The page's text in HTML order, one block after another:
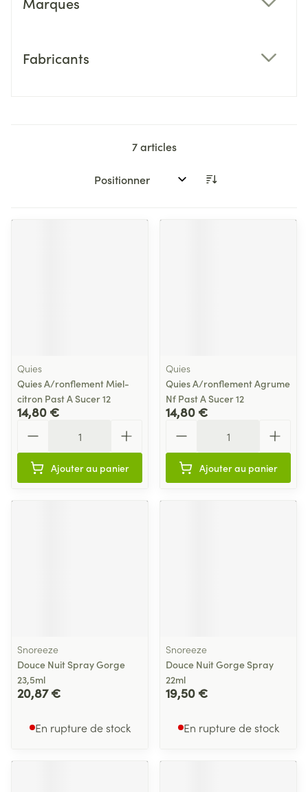
Fabricants
7articles
Trier par:
Quies
Quies A/ronflement Miel-
citron Past A Sucer 12
14,80 €
Ajouter au panier
Quies
Quies A/ronflement Agrume
Nf Past A Sucer 12
14,80 €
Ajouter au panier
Snoreeze
Douce Nuit Spray Gorge
23,5ml
20,87 €
En rupture de stock
Snoreeze
Douce Nuit Gorge Spray
22ml
19,50 €
En rupture de stock